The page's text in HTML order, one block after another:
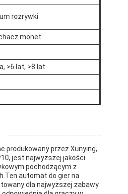
klipsowymi
żetonów
rozrywki
monet
>6 lat, >8 lat
produkowany przez Xunying,
jest najwyższej jakości
pochodzącym z
automat do gier na
dla najwyższej zabawy